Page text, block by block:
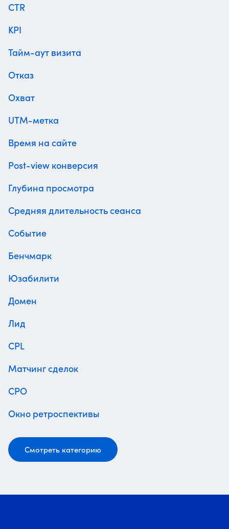
CTR
KPI
Тайм-аут визита
Отказ
Охват
UTM-метка
Время на сайте
Post-view конверсия
Глубина просмотра
Средняя длительность сеанса
Событие
Бенчмарк
Юзабилити
Домен
Лид
CPL
Матчинг сделок
CPO
Окно ретроспективы
Смотреть категорию